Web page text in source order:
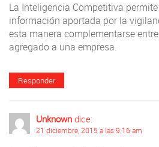
La Inteligencia Competitiva
información aportada por la
esta manera complementarse
agregado a una empresa.
Responder
Unknown dice:
21 diciembre, 2015 a las 9:16 am